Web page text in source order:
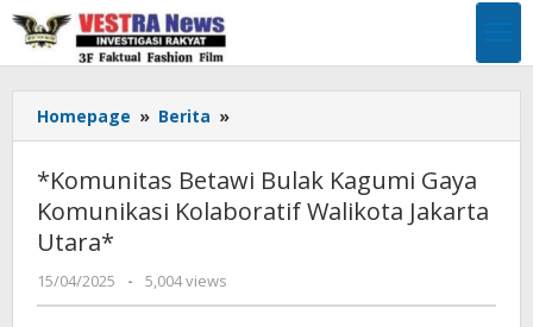
Lewati
konten
Homepage » Berita »
Betawi
Kagumi
Gaya
Jakarta
*Komunitas Betawi Bulak Kagumi Gaya
Komunikasi Kolaboratif Walikota Jakarta
Utara*
15/04/2025
oleh
Pimpinan
- 5,004 views